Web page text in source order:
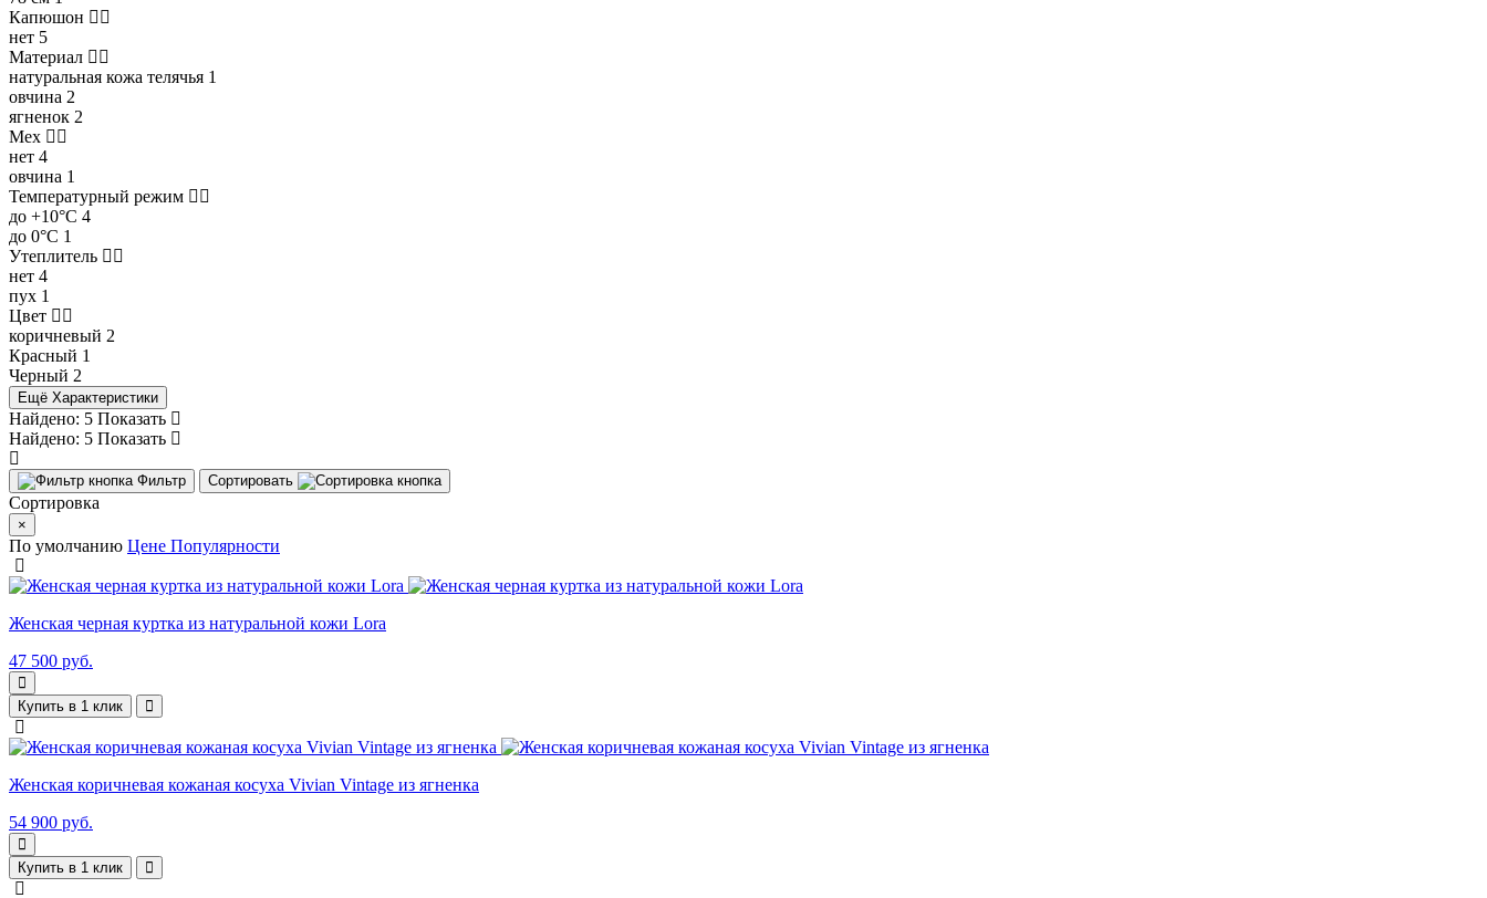
Капюшон
нет 5
Материал
натуральная кожа телячья 1
овчина 2
ягненок 2
Мех
нет 4
овчина 1
Температурный режим
до +10°С 4
до 0°С 1
Утеплитель
нет 4
пух 1
Цвет
коричневый 2
Красный 1
Черный 2
Ещё Характеристики
Найдено: 5 Показать
Найдено: 5 Показать
Фильтр Сортировать
Сортировка
×
По умолчанию Цене Популярности
Женская черная куртка из натуральной кожи Lora
47 500 руб.
Купить в 1 клик
Женская коричневая кожаная косуха Vivian Vintage из ягненка
54 900 руб.
Купить в 1 клик